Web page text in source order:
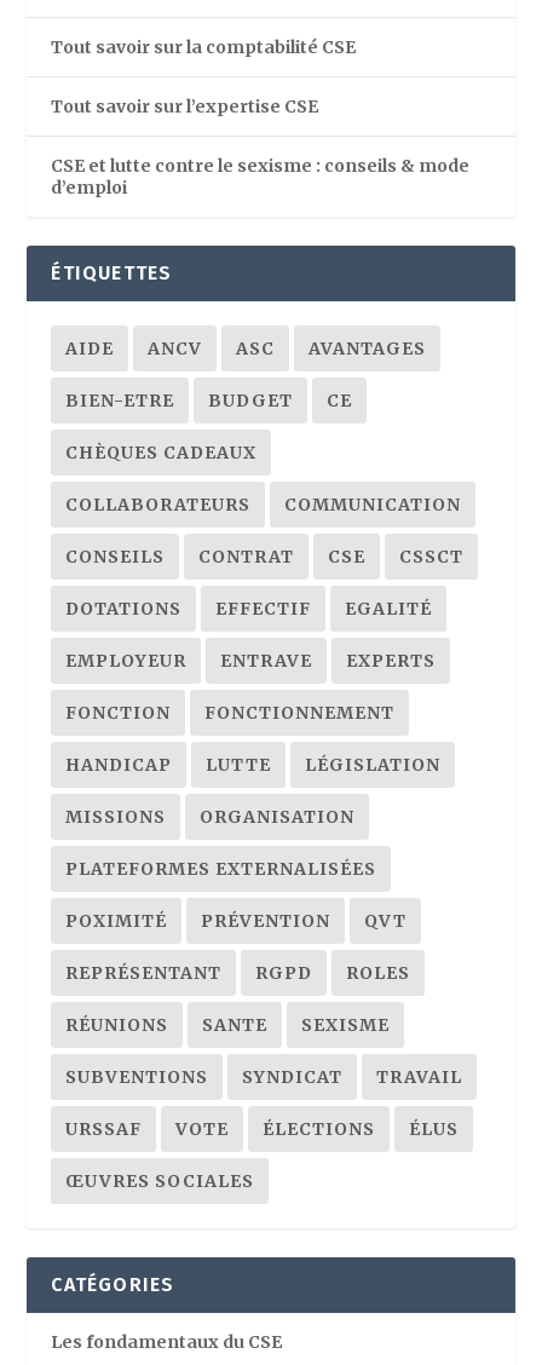
Tout savoir sur la comptabilité CSE
Tout savoir sur l’expertise CSE
CSE et lutte contre le sexisme : conseils & mode
d’emploi
ÉTIQUETTES
AIDE ANCV ASC AVANTAGES
BIEN-ETRE BUDGET CE
CHÈQUES CADEAUX
COLLABORATEURS COMMUNICATION
CONSEILS CONTRAT CSE CSSCT
DOTATIONS EFFECTIF EGALITÉ
EMPLOYEUR ENTRAVE EXPERTS
FONCTION FONCTIONNEMENT
HANDICAP LUTTE LÉGISLATION
MISSIONS ORGANISATION
PLATEFORMES EXTERNALISÉES
POXIMITÉ PRÉVENTION QVT
REPRÉSENTANT RGPD ROLES
RÉUNIONS SANTE SEXISME
SUBVENTIONS SYNDICAT TRAVAIL
URSSAF VOTE ÉLECTIONS ÉLUS
ŒUVRES SOCIALES
CATÉGORIES
Les fondamentaux du CSE